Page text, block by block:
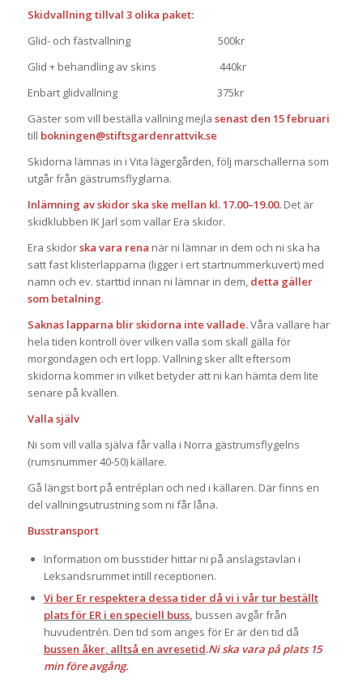
Skidvallning tillval 3 olika paket:
Glid- och fästvallning 500kr
Glid + behandling av skins 440kr
Enbart glidvallning 375kr
Gäster som vill beställa vallning mejla senast den 15 februari
till bokningen@stiftsgardenrattvik.se
Skidorna lämnas in i Vita lägergården, följ marschallerna som
utgår från gästrumsflyglarna.
Inlämning av skidor ska ske mellan kl. 17.00–19.00. Det är
skidklubben IK Jarl som vallar Era skidor.
Era skidorska vara rena när ni lämnar in dem och ni ska ha
satt fast klisterlapparna (ligger i ert startnummerkuvert) med
namn och ev. starttid innan ni lämnar in dem, detta gäller
som betalning.
Saknas lapparna blir skidorna inte vallade.Våra vallare har
hela tiden kontroll över vilken valla som skall gälla för
morgondagen och ert lopp. Vallning sker allt eftersom
skidorna kommer in vilket betyder att ni kan hämta dem lite
senare på kvällen.
Valla själv
Ni som vill valla själva får valla i Norra gästrumsflygelns
(rumsnummer 40-50) källare.
Gå längst bort på entréplan och ned i källaren. Där finns en
del vallningsutrustning som ni får låna.
Busstransport
Information om busstider hittar ni på anslagstavlan i
Leksandsrummet intill receptionen.
Vi ber Er respektera dessa tider då vi i vårtur beställt
plats för ER i en speciell buss, bussen avgår från
huvudentrén. Den tid som anges för Er är den tid då
bussen åker, alltså en avresetid.Ni ska vara på plats 15
min före avgång.